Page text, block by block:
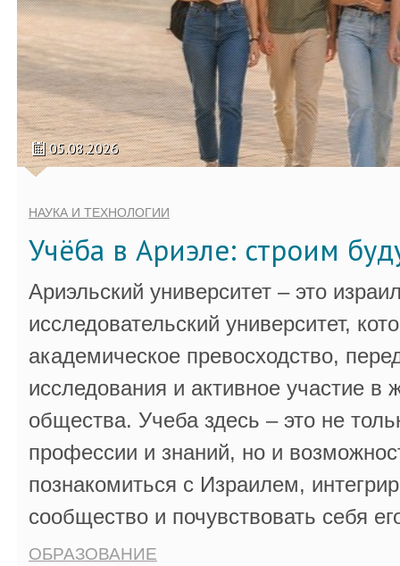
05.08.2026
НАУКА И ТЕХНОЛОГИИ
Учёба в Ариэле: строим
Ариэльский университет – это
исследовательский университет,
академическое превосходство,
исследования и активное участие в
общества. Учеба здесь – это не
профессии и знаний, но и
познакомиться с Израилем,
сообщество и почувствовать себя
ОБРАЗОВАНИЕ